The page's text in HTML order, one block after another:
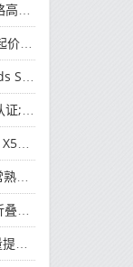
元
机
束了
计
计
机
部